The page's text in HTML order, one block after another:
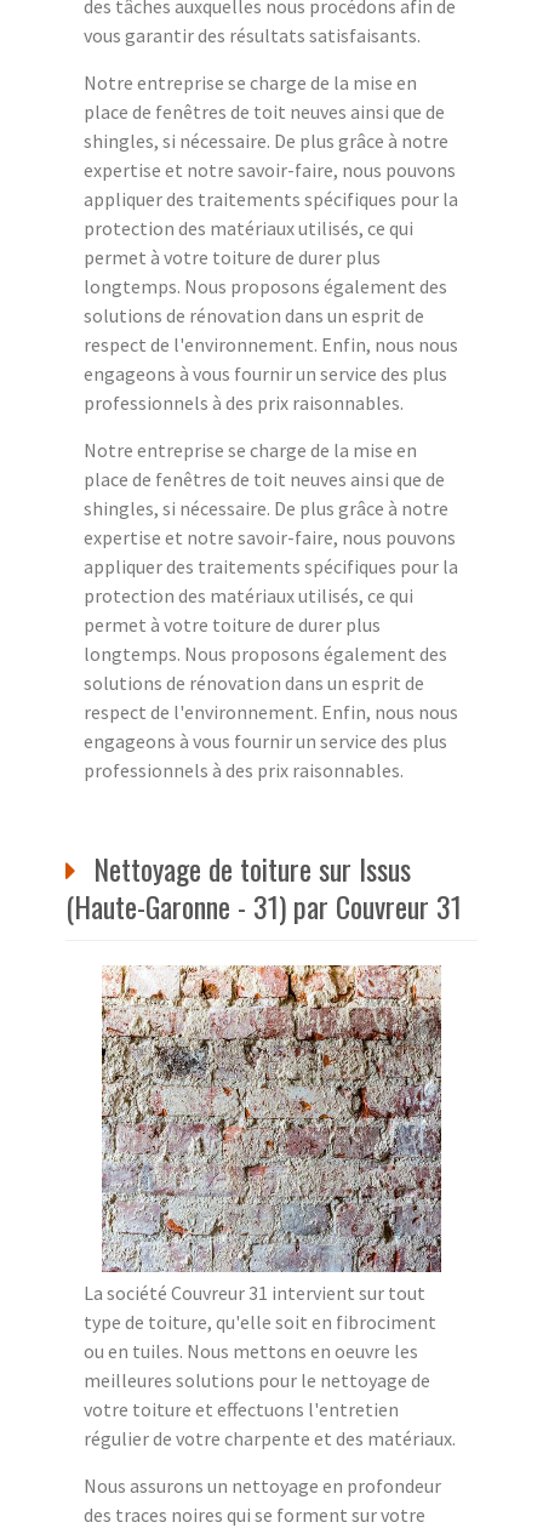
des tâches auxquelles nous procédons afin de
vous garantir des résultats satisfaisants.
Notre entreprise se charge de la mise en
place de fenêtres de toit neuves ainsi que de
shingles, si nécessaire. De plus grâce à notre
expertise et notre savoir-faire, nous pouvons
appliquer des traitements spécifiques pour la
protection des matériaux utilisés, ce qui
permet à votre toiture de durer plus
longtemps. Nous proposons également des
solutions de rénovation dans un esprit de
respect de l'environnement. Enfin, nous nous
engageons à vous fournir un service des plus
professionnels à des prix raisonnables.
Notre entreprise se charge de la mise en
place de fenêtres de toit neuves ainsi que de
shingles, si nécessaire. De plus grâce à notre
expertise et notre savoir-faire, nous pouvons
appliquer des traitements spécifiques pour la
protection des matériaux utilisés, ce qui
permet à votre toiture de durer plus
longtemps. Nous proposons également des
solutions de rénovation dans un esprit de
respect de l'environnement. Enfin, nous nous
engageons à vous fournir un service des plus
professionnels à des prix raisonnables.
Nettoyage de toiture sur Issus
(Haute-Garonne - 31) par Couvreur 31
La société Couvreur 31 intervient sur tout
type de toiture, qu'elle soit en fibrociment
ou en tuiles. Nous mettons en oeuvre les
meilleures solutions pour le nettoyage de
votre toiture et effectuons l'entretien
régulier de votre charpente et des matériaux.
Nous assurons un nettoyage en profondeur
des traces noires qui se forment sur votre